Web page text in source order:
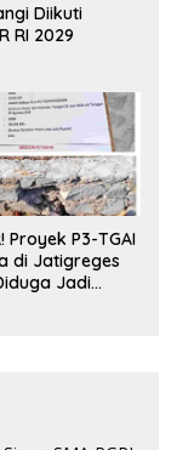
Diikuti
RI 2029
Proyek P3-TGAI
di Jatigreges
Jadi